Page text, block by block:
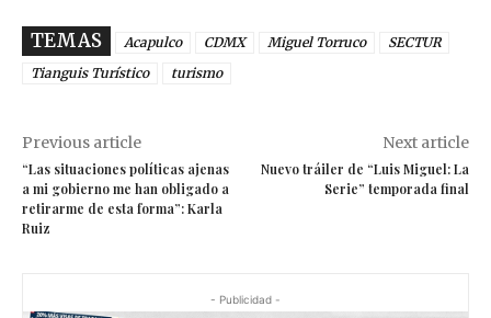
TEMAS Acapulco CDMX Miguel Torruco
SECTUR
Tianguis Turístico
turismo
Previous article
“Las situaciones políticas ajenas
a mi gobierno me han obligado a
retirarme de esta forma”: Karla
Ruiz
Next article
Nuevo tráiler de “Luis Miguel: La
Serie” temporada final
- Publicidad -